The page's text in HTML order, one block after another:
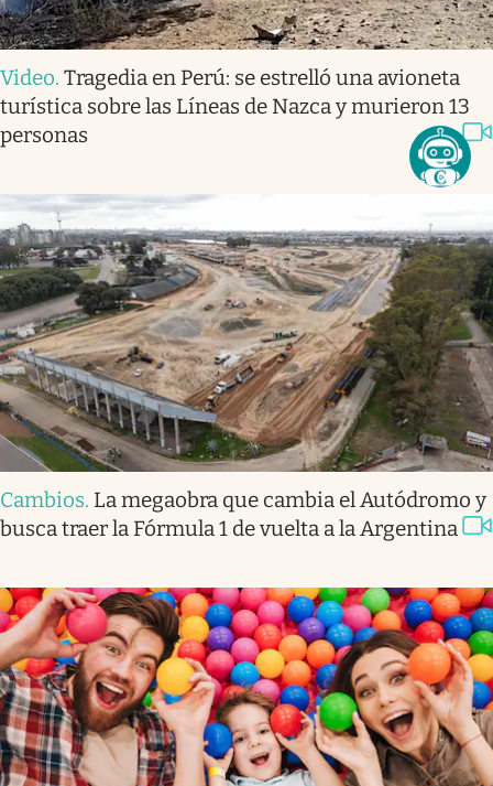
Video. Tragedia en Perú: se estrelló una avioneta
turística sobre las Líneas de Nazca y murieron 13
personas
Cambios. La megaobra que cambia el Autódromo y
busca traer la Fórmula 1 de vuelta a la Argentina